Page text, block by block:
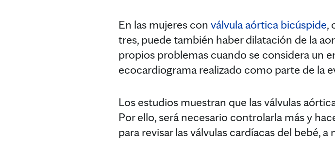
En las mujeres con válvula aórtica bicúspide,
tres, puede también haber dilatación de la
propios problemas cuando se considera un
ecocardiograma realizado como parte de la
Los estudios muestran que las válvulas
Por ello, será necesario controlarla más y
para revisar las válvulas cardíacas del bebé,